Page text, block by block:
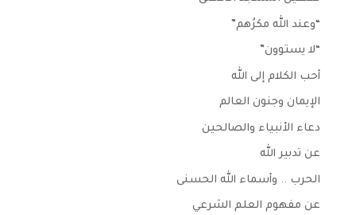
“وعند الله مكرُهم”
“لا يستوون”
أحب الكلام إلى الله
الإيمان وجنون العالم
دعاء الأنبياء والصالحين
عن تدبير الله
الحرب .. وأسماء الله الحسنى
عن مفهوم العلم الشرعي